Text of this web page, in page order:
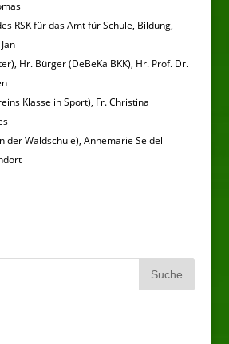
RSK für das Amt für Schule, Bildung,
Hr. Bürger (DeBeKa BKK), Hr. Prof. Dr.
Klasse in Sport), Fr. Christina
der Waldschule), Annemarie Seidel